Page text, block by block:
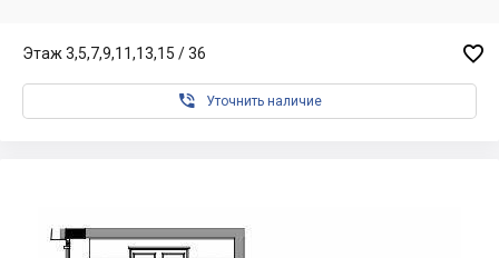
Этаж 3,5,7,9,11,13,15 / 36 
 Уточнить наличие